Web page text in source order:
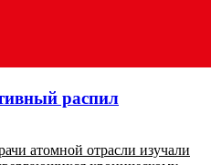
распил
атомной отрасли изучали